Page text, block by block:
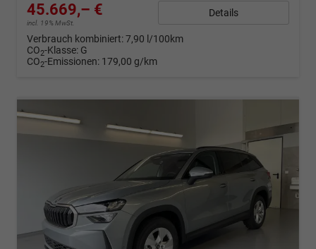
45.669,– €
incl. 19% MwSt.
Details
Verbrauch kombiniert:7,90 l/100km
CO2-Klasse: G
CO2-Emissionen: 179,00 g/km